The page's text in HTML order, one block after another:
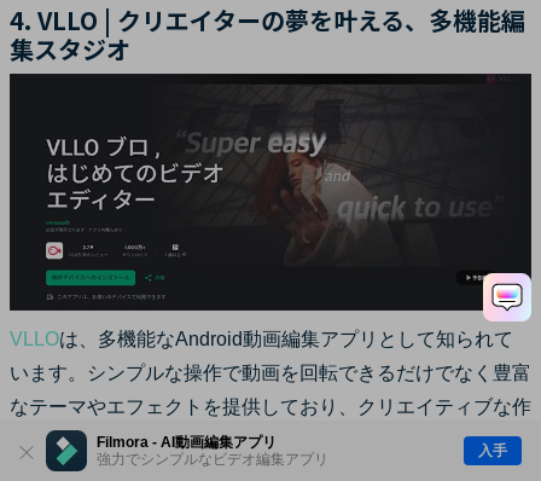
Filmora - AI動画編集アプリ
強力でシンプルなビデオ編集アプリ
入手
4. VLLO | クリエイターの夢を叶える、多機能編
集スタジオ
VLLOは、多機能なAndroid動画編集アプリとして知られて
います。シンプルな操作で動画を回転できるだけでなく豊富
なテーマやエフェクトを提供しており、クリエイティブな作
品作りに適しています。